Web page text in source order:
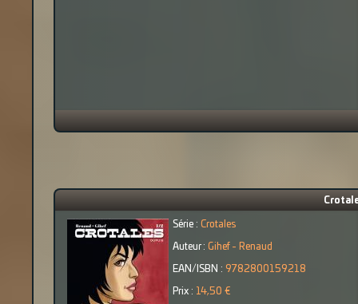
Série : Crotales
Auteur : Gihef - Renaud
EAN/ISBN : 9782800159218
Prix : 14,50 €